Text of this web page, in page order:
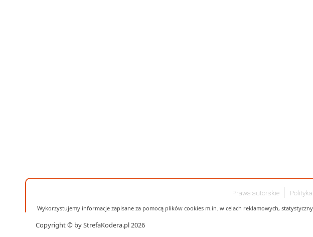
Prawa autorskie
Wykorzystujemy informacje zapisane za pomocą plików cookies m.in. w celach reklamowych,
Copyright © by StrefaKodera.pl 2026